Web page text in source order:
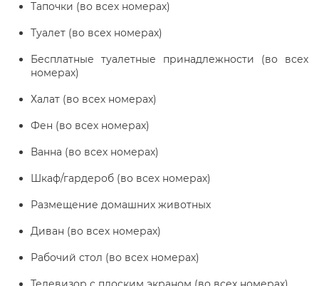
Тапочки (во всех номерах)
Туалет (во всех номерах)
Бесплатные туалетные принадлежности (во всех
номерах)
Халат (во всех номерах)
Фен (во всех номерах)
Ванна (во всех номерах)
Шкаф/гардероб (во всех номерах)
Размещение домашних животных
Диван (во всех номерах)
Рабочий стол (во всех номерах)